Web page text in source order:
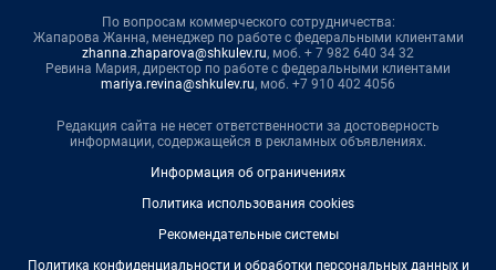
По вопросам коммерческого сотрудничества:
Жапарова Жанна, менеджер по работе с федеральными клиентами
zhanna.zhaparova@shkulev.ru, моб. + 7 982 640 34 32
Ревина Мария, директор по работе с федеральными клиентами
mariya.revina@shkulev.ru, моб. +7 910 402 4056
Редакция сайта не несет ответственности за достоверность
информации, содержащейся в рекламных объявлениях.
Информация об ограничениях
Политика использования cookies
Рекомендательные системы
Политика конфиденциальности и обработки персональных данных и